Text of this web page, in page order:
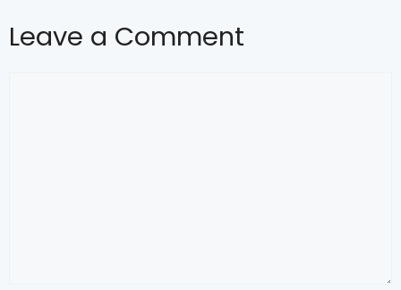
Leave a Comment